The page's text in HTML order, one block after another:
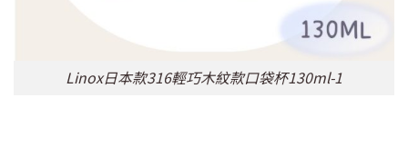
Linox日本款316輕巧木紋款口袋杯130ml-1